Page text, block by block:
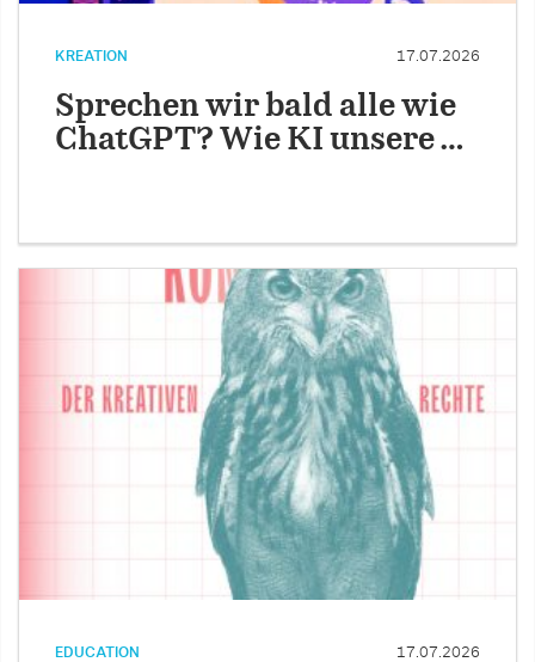
KREATION 17.07.2026
Sprechen wir bald alle wie
ChatGPT? Wie KI unsere …
EDUCATION 17.07.2026